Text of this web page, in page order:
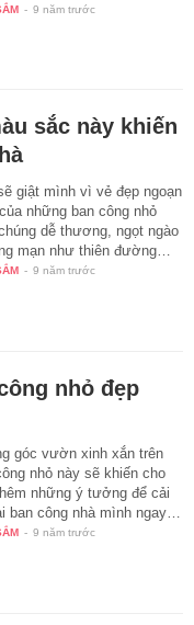
- 9 năm trước
sắc này khiến
giật mình vì vẻ đẹp ngoạn
những ban công nhỏ
dễ thương, ngọt ngào
mạn như thiên đường…
- 9 năm trước
nhỏ đẹp
góc vườn xinh xắn trên
nhỏ này sẽ khiến cho
những ý tưởng để cải
ban công nhà mình ngay…
- 9 năm trước